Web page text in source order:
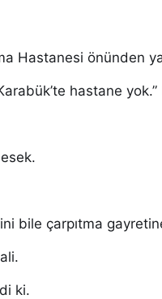
Hastanesi önünden
hastane yok.”
bile çarpıtma
ki.